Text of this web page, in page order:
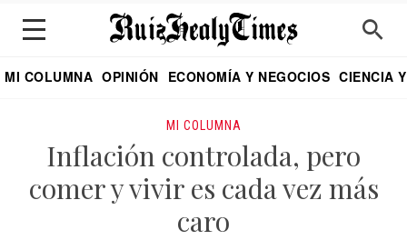
MI COLUMNA OPINIÓN ECONOMÍA Y NEGOCIOS CIENCIA
MI COLUMNA
Inflación controlada, pero
comer y vivir es cada vez más
caro